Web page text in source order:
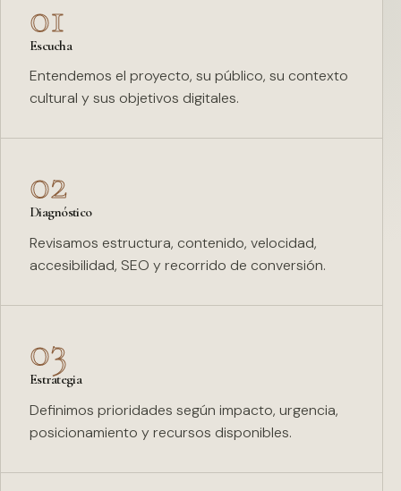
01
Escucha
Entendemos el proyecto, su público, su contexto
cultural y sus objetivos digitales.
02
Diagnóstico
Revisamos estructura, contenido, velocidad,
accesibilidad, SEO y recorrido de conversión.
03
Estrategia
Definimos prioridades según impacto, urgencia,
posicionamiento y recursos disponibles.